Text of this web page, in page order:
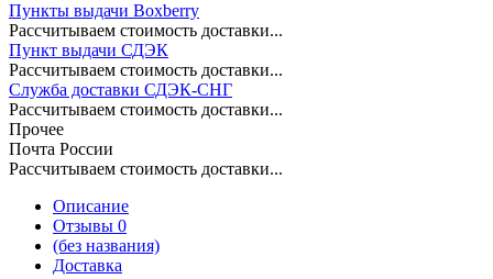
Пункты выдачи Boxberry
Рассчитываем стоимость доставки...
Пункт выдачи СДЭК
Рассчитываем стоимость доставки...
Служба доставки СДЭК-СНГ
Рассчитываем стоимость доставки...
Прочее
Почта России
Рассчитываем стоимость доставки...
Описание
Отзывы 0
(без названия)
Доставка